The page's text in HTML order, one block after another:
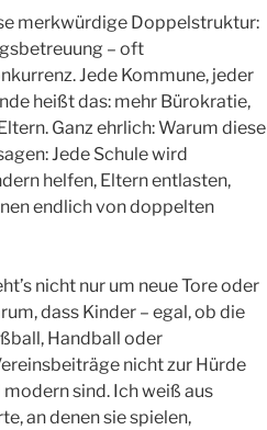
merkwürdige Doppelstruktur:
– oft
Jede Kommune, jeder
heißt das: mehr Bürokratie,
Ganz ehrlich: Warum diese
Jede Schule wird
helfen, Eltern entlasten,
endlich von doppelten
nicht nur um neue Tore oder
dass Kinder – egal, ob die
Handball oder
nicht zur Hürde
sind. Ich weiß aus
an denen sie spielen,